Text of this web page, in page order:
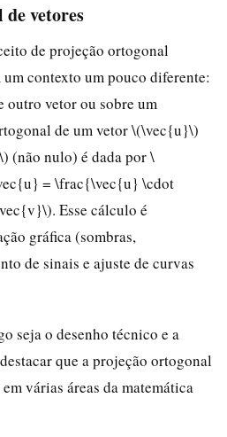
vetores
de projeção ortogonal
um contexto um pouco diferente:
outro vetor ou sobre um
de um vetor \(\vec{u}\)
(não nulo) é dada por \
= \frac{\vec{u} \cdot
Esse cálculo é
gráfica (sombras,
de sinais e ajuste de curvas
seja o desenho técnico e a
que a projeção ortogonal
várias áreas da matemática